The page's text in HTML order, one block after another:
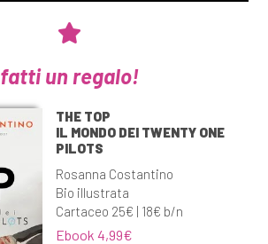
fatti un regalo!
THE TOP
IL MONDO DEI TWENTY ONE
PILOTS
Rosanna Costantino
Bio illustrata
Cartaceo 25€ | 18€ b/n
Ebook 4,99€